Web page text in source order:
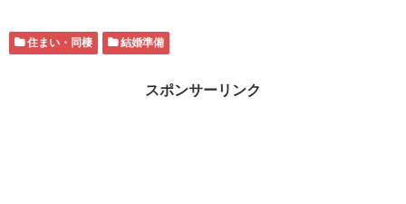
住まい・同棲 結婚準備
スポンサーリンク